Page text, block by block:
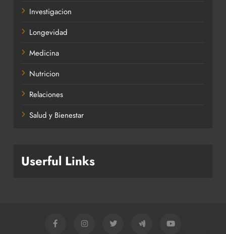
Investigacion
Longevidad
Medicina
Nutricion
Relaciones
Salud y Bienestar
Userful Links